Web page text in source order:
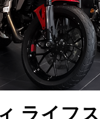
ライフ